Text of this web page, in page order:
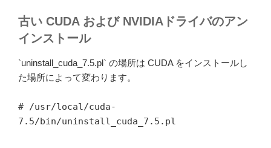
古い CUDA および NVIDIAドライバのアン
インストール
`uninstall_cuda_7.5.pl` の場所は CUDA をインストールし
た場所によって変わります。
# /usr/local/cuda-
7.5/bin/uninstall_cuda_7.5.pl